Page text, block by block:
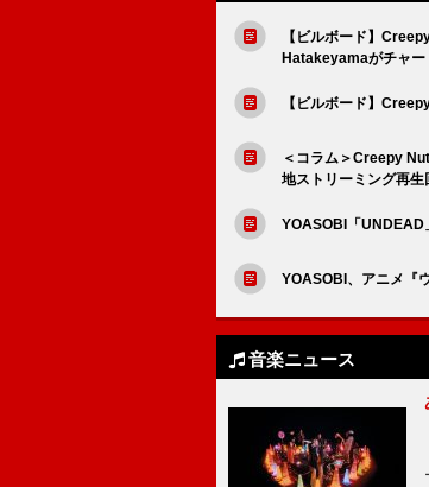
【ビルボード】
Hatakeyamaがチャー
【ビルボード】
＜コラム＞Creepy
地ストリーミング再生
YOASOBI「UNDEAD
YOASOBI、アニメ『
音楽ニュース